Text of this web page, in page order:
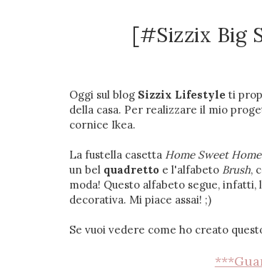
[#Sizzix Big
Oggi sul blog Sizzix Lifestyle ti
della casa. Per realizzare il mio
cornice Ikea.
La fustella casetta Home Sweet Home
un bel quadretto e l'alfabeto Brush,
moda! Questo alfabeto segue, infatti,
decorativa. Mi piace assai! ;)
Se vuoi vedere come ho creato